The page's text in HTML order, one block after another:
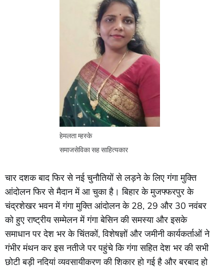
हेमलता म्हस्के
समाजसेविका सह साहित्यकार
चार दशक बाद फिर से नई चुनौतियों से लड़ने के लिए गंगा मुक्ति
आंदोलन फिर से मैदान में आ चुका है। बिहार के मुजफ्फरपुर के
चंद्रशेखर भवन में गंगा मुक्ति आंदोलन के 28, 29 और 30 नवंबर
को हुए राष्ट्रीय सम्मेलन में गंगा बेसिन की समस्या और इसके
समाधान पर देश भर के चिंतकों, विशेषज्ञों और जमीनी कार्यकर्ताओं ने
गंभीर मंथन कर इस नतीजे पर पहुंचे कि गंगा सहित देश भर की सभी
छोटी बड़ी नदियां व्यवसायीकरण की शिकार हो गई है और बरबाद हो